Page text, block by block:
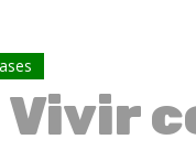
Vivir